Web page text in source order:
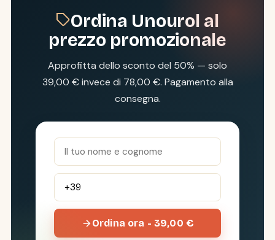
Ordina Unourol al
prezzo promozionale
Approfitta dello sconto del 50% — solo
39,00 € invece di 78,00 €. Pagamento alla
consegna.
Ordina ora - 39,00 €